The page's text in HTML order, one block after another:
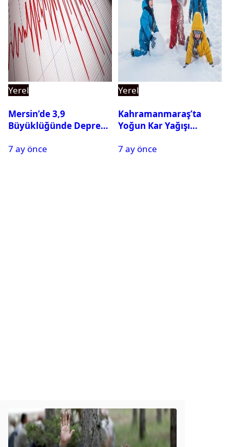
Yerel
Mersin’de 3,9
Büyüklüğünde Deprem
7 ay önce
Yerel
Kahramanmaraş’ta
Yoğun Kar Yağışı
Tatil
7 ay önce